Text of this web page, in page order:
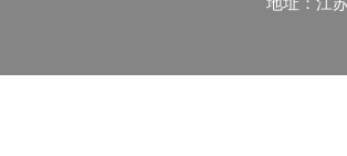
地址：江